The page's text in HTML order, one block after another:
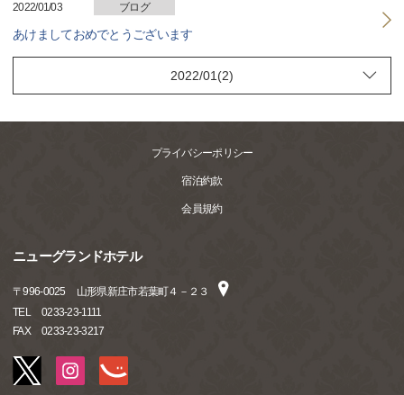
2022/01/03 ブログ
あけましておめでとうございます
プライバシーポリシー
宿泊約款
会員規約
ニューグランドホテル
〒996-0025
山形県新庄市若葉町４－２３
TEL
0233-23-1111
FAX
0233-23-3217